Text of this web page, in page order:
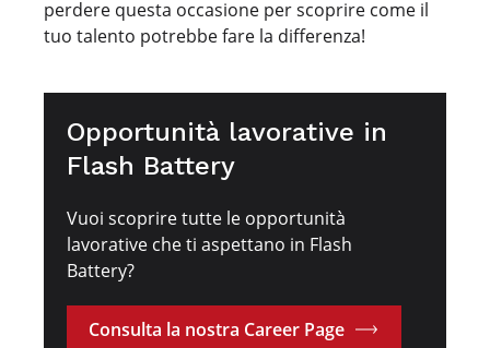
perdere questa occasione per scoprire come il
tuo talento potrebbe fare la differenza!
Opportunità lavorative in
Flash Battery
Vuoi scoprire tutte le opportunità
lavorative che ti aspettano in Flash
Battery?
Consulta la nostra Career Page